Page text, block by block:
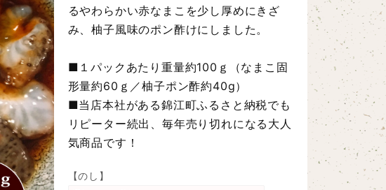
るやわらかい赤なまこを少し厚めにきざ
み、柚子風味のポン酢けにしました。
■１パックあたり重量約100ｇ（なまこ固
形量約60ｇ／柚子ポン酢約40g）
■当店本社がある錦江町ふるさと納税でも
リピーター続出、毎年売り切れになる大人
気商品です！
【のし】